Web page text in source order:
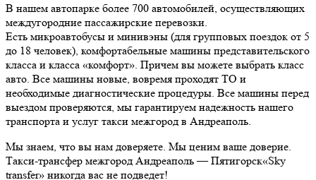
В нашем автопарке более 700 автомобилей, осуществляющих
междугородние пассажирские перевозки.
Есть микроавтобусы и минивэны (для групповых поездок от 5
до 18 человек), комфортабельные машины представительского
класса и класса «комфорт». Причем вы можете выбрать класс
авто. Все машины новые, вовремя проходят ТО и
необходимые диагностические процедуры. Все машины перед
выездом проверяются, мы гарантируем надежность нашего
транспорта и услуг такси межгород в Андреаполь.
Мы знаем, что вы нам доверяете. Мы ценим ваше доверие.
Такси-трансфер межгород Андреаполь — Пятигорск«Sky
transfer» никогда вас не подведет!